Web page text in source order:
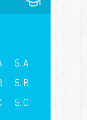
5. A
5. B
5. C